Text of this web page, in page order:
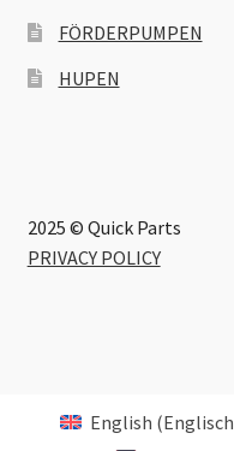
FÖRDERPUMPEN
HUPEN
2025 © Quick Parts
PRIVACY POLICY
English (Englisch